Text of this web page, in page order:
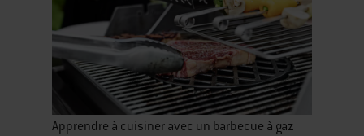
Apprendre à cuisiner avec un barbecue à gaz